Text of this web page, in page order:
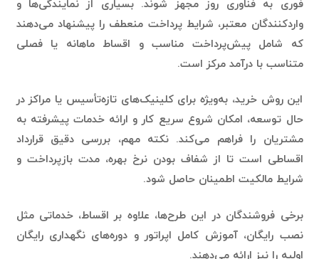
که شامل پیش‌پرداخت مناسب و اقساط ماهانه یا فصلی
متناسب با درآمد مرکز است.
حال توسعه، امکان شروع سریع کار و ارائه خدمات پیشرفته به
مشتریان را فراهم می‌کند. نکته مهم، بررسی دقیق قرارداد
اقساطی است تا از شفاف بودن نرخ بهره، مدت بازپرداخت و
شرایط مالکیت اطمینان حاصل شود.
نصب رایگان، آموزش کامل اپراتور و دوره‌های نگهداری رایگان
اولیه را نیز ارائه می‌دهند.